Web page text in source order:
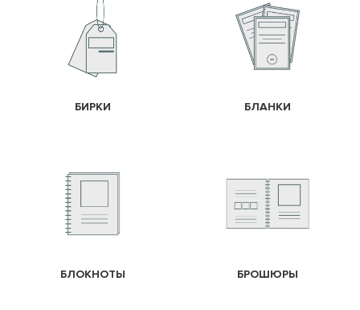
БИРКИ БЛАНКИ
БЛОКНОТЫ БРОШЮРЫ